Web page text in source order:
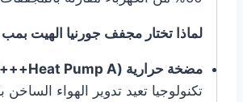
لماذا تختار مجفف جورنيا الهيت بمب DPNE92؟
مضخة حرارية (Heat Pump A+++):
تكنولوجيا تعيد تدوير الهواء الساخن